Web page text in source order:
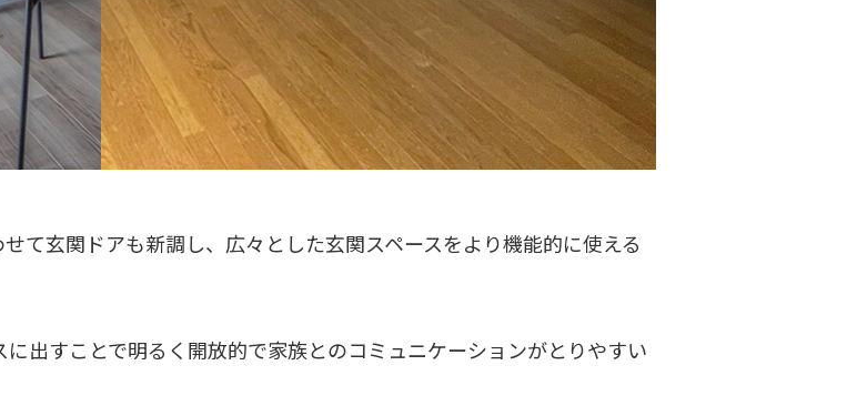
て玄関ドアも新調し、広々とした玄関スペースをより機能的に使える
出すことで明るく開放的で家族とのコミュニケーションがとりやすい